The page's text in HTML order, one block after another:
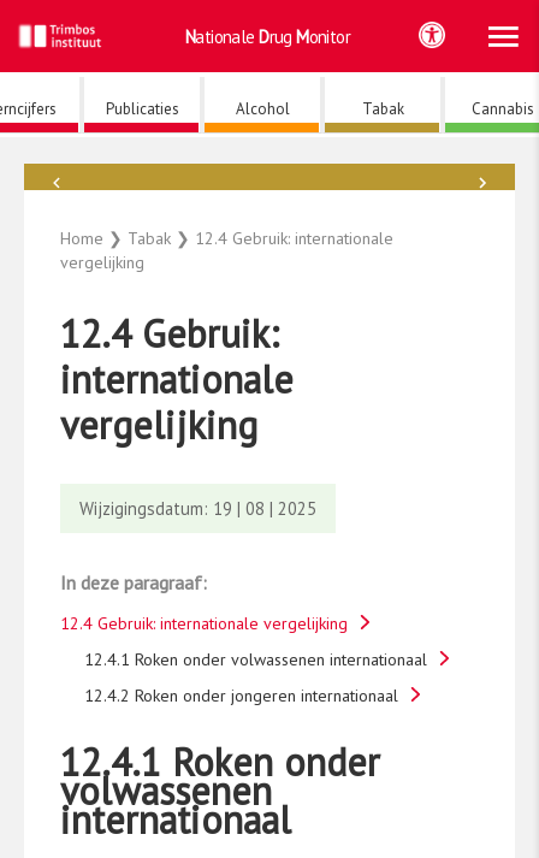
naar
de
inhoud
Nationale Drug Monitor
Publicaties Alcohol Tabak Cannabis
Home ❯ Tabak ❯ 12.4 Gebruik: internationale
vergelijking
12.4 Gebruik:
internationale
vergelijking
Wijzigingsdatum: 19 | 08 | 2025
In deze paragraaf:
12.4 Gebruik: internationale vergelijking
12.4.1 Roken onder volwassenen internationaal
12.4.2 Roken onder jongeren internationaal
12.4.1 Roken onder
volwassenen
internationaal
→
←